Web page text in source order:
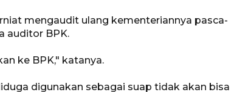
mengaudit ulang kementeriannya pasca-
auditor BPK.
ke BPK," katanya.
digunakan sebagai suap tidak akan bisa